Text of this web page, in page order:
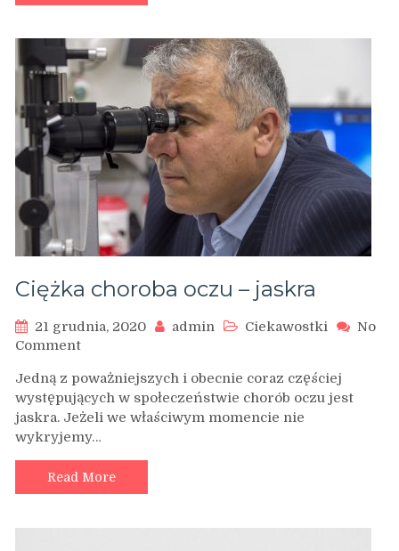
Ciężka choroba oczu – jaskra
21 grudnia, 2020 admin Ciekawostki
No
Commenton
choroba
oczu
–
jaskra
Jedną z poważniejszych i obecnie coraz częściej
występujących w społeczeństwie chorób oczu jest
jaskra. Jeżeli we właściwym momencie nie
wykryjemy…
Read More